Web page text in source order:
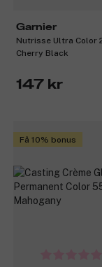
Garnier
Nutrisse Ultra Color
Cherry Black
147 kr
Få 10% bonus